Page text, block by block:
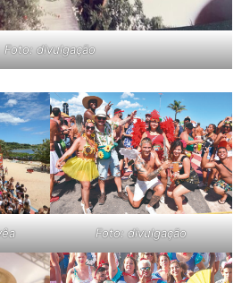
Foto: divulgação
Foto: divulgação